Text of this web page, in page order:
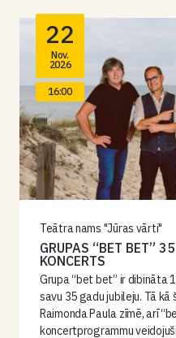
22
Nov.
2026
16:00
Teātra nams "Jūras vārti"
GRUPAS “BET BET”
KONCERTS
Grupa “bet bet” ir dibināta
savu 35 gadu jubileju. Tā
Raimonda Paula zīmē, arī
koncertprogrammu